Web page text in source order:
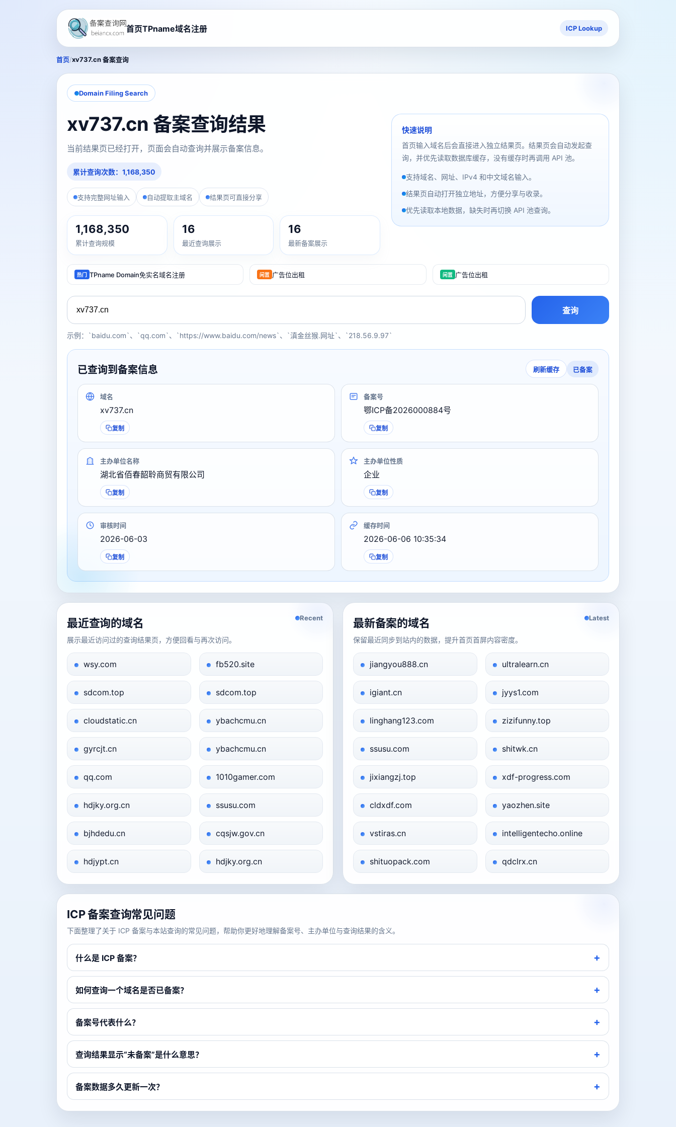
首页TPname域名注册 ICP Lookup
首页/xv737.cn 备案查询
Domain Filing Search
xv737.cn 备案查询结果
当前结果页已经打开，页面会自动查询并展示备案信息。
累计查询次数：1,168,350
支持完整网址输入 自动提取主域名 结果页可直接分享
1,168,350
累计查询规模
16
最近查询展示
16
最新备案展示
快速说明
首页输入域名后会直接进入独立结果页。结果页会自动发起查
询，并优先读取数据库缓存，没有缓存时再调用 API 池。
支持域名、网址、IPv4 和中文域名输入。
结果页自动打开独立地址，方便分享与收录。
优先读取本地数据，缺失时再切换 API 池查询。
热门 TPname Domain免实名域名注册 闲置 广告位出租 闲置 广告位出租
查询
示例：`baidu.com`、`qq.com`、`https://www.baidu.com/news`、`滇金丝猴.网址`、`218.56.9.97`
已查询到备案信息 刷新缓存 已备案
域名
xv737.cn
复制
备案号
鄂ICP备2026000884号
复制
主办单位名称
湖北省佰春韶聆商贸有限公司
复制
主办单位性质
企业
复制
审核时间
2026-06-03
复制
缓存时间
2026-06-06 10:35:34
复制
最近查询的域名
展示最近访问过的查询结果页，方便回看与再次访问。
Recent
wsy.com fb520.site
sdcom.top sdcom.top
cloudstatic.cn ybachcmu.cn
gyrcjt.cn ybachcmu.cn
qq.com 1010gamer.com
hdjky.org.cn ssusu.com
bjhdedu.cn cqsjw.gov.cn
hdjypt.cn hdjky.org.cn
最新备案的域名
保留最近同步到站内的数据，提升首页首屏内容密度。
Latest
jiangyou888.cn ultralearn.cn
igiant.cn jyys1.com
linghang123.com zizifunny.top
ssusu.com shitwk.cn
jixiangzj.top xdf-progress.com
cldxdf.com yaozhen.site
vstiras.cn intelligentecho.online
shituopack.com qdclrx.cn
ICP 备案查询常见问题
下面整理了关于 ICP 备案与本站查询的常见问题，帮助你更好地理解备案号、主办单位与查询结果的含义。
什么是 ICP 备案？
如何查询一个域名是否已备案？
备案号代表什么？
查询结果显示“未备案”是什么意思？
备案数据多久更新一次？